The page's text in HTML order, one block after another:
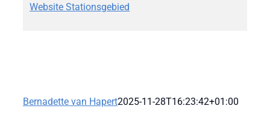
Bernadette van Hapert2025-11-28T16:23:42+01:00
Website Stationsgebied